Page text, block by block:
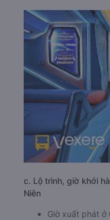
c. Lộ trình, giờ khởi
Niên
Giờ xuất phát ở